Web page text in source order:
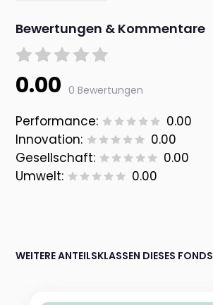
Bewertungen & Kommentare
0.00 0 Bewertungen
Performance:
0.00
Innovation:
0.00
Gesellschaft:
0.00
Umwelt:
0.00
WEITERE ANTEILSKLASSEN DIESES FONDS